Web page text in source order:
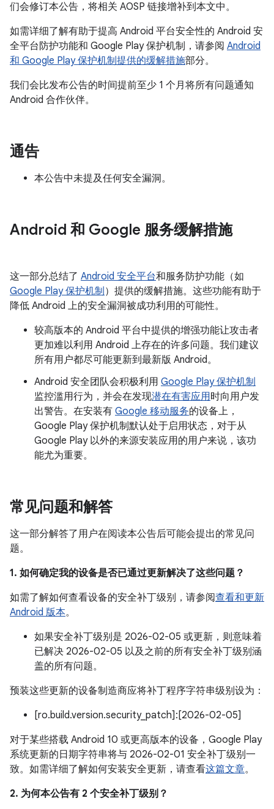
们会修订本公告，将相关 AOSP 链接增补到本文中。
如需详细了解有助于提高 Android 平台安全性的 Android 安
全平台防护功能和 Google Play 保护机制，请参阅 Android
和 Google Play 保护机制提供的缓解措施部分。
我们会比发布公告的时间提前至少 1 个月将所有问题通知
Android 合作伙伴。
通告
本公告中未提及任何安全漏洞。
Android 和 Google 服务缓解措施
这一部分总结了 Android 安全平台和服务防护功能（如
Google Play 保护机制 ）提供的缓解措施。这些功能有助于
降低 Android 上的安全漏洞被成功利用的可能性。
较高版本的 Android 平台中提供的增强功能让攻击者
更加难以利用 Android 上存在的许多问题。我们建议
所有用户都尽可能更新到最新版 Android。
Android 安全团队会积极利用 Google Play 保护机制
监控滥用行为，并会在发现潜在有害应用时向用户发
出警告。在安装有 Google 移动服务的设备上，
Google Play 保护机制默认处于启用状态，对于从
Google Play 以外的来源安装应用的用户来说，该功
能尤为重要。
常见问题和解答
这一部分解答了用户在阅读本公告后可能会提出的常见问
题。
1. 如何确定我的设备是否已通过更新解决了这些问题？
如需了解如何查看设备的安全补丁级别，请参阅查看和更新
Android 版本。
如果安全补丁级别是 2026-02-05 或更新，则意味着
已解决 2026-02-05 以及之前的所有安全补丁级别涵
盖的所有问题。
预装这些更新的设备制造商应将补丁程序字符串级别设为：
[ro.build.version.security_patch]:[2026-02-05]
对于某些搭载 Android 10 或更高版本的设备，Google Play
系统更新的日期字符串将与 2026-02-01 安全补丁级别一
致。如需详细了解如何安装安全更新，请查看这篇文章。
2. 为何本公告有 2 个安全补丁级别？